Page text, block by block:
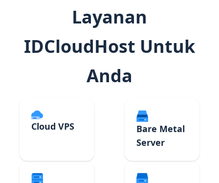
Layanan
IDCloudHost Untuk
Anda
Cloud VPS
Bare Metal
Server